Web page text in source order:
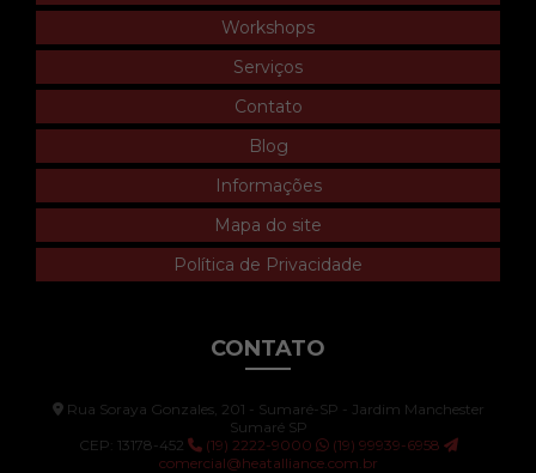
Workshops
Serviços
Contato
Blog
Informações
Mapa do site
Política de Privacidade
CONTATO
Rua Soraya Gonzales, 201 - Sumaré-SP - Jardim Manchester
Sumaré SP
CEP: 13178-452
(19) 2222-9000
(19) 99939-6958
comercial@heatalliance.com.br